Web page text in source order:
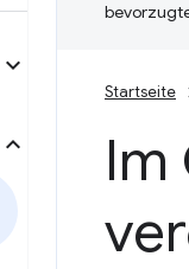
Startseite
Im